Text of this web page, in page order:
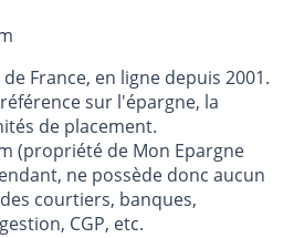
France, en ligne depuis 2001.
sur l'épargne, la
de placement.
(propriété de Mon Epargne
ne possède donc aucun
courtiers, banques,
CGP, etc.